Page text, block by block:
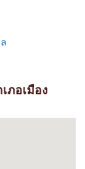
ภอเมือง